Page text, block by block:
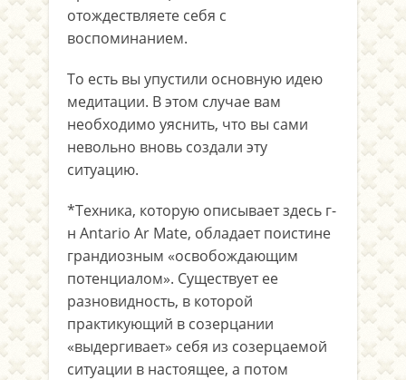
отождествляете себя с
воспоминанием.
То есть вы упустили основную идею
медитации. В этом случае вам
необходимо уяснить, что вы сами
невольно вновь создали эту
ситуацию.
*Техника, которую описывает здесь г-
н Antario Ar Mate, обладает поистине
грандиозным «освобождающим
потенциалом». Существует ее
разновидность, в которой
практикующий в созерцании
«выдергивает» себя из созерцаемой
ситуации в настоящее, а потом